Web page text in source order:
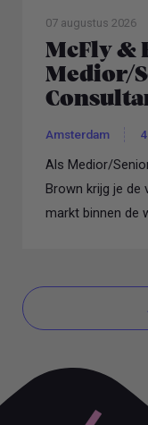
07 augustus 2026
McFly &
Medior/
Amsterdam
Als Medior/
Brown krijg je de
markt binnen de